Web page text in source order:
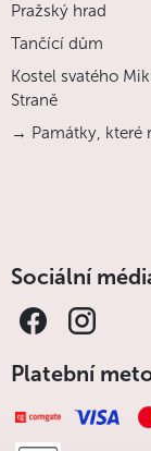
Pražský hrad
Tančící dům
Kostel svatého
Straně
→ Památky, které
Sociální
Platební